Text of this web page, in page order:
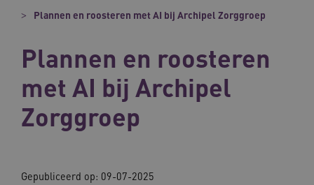
Plannen en roosteren met AI bij Archipel Zorggroep
Plannen en roosteren
met AI bij Archipel
Zorggroep
Gepubliceerd op: 09-07-2025